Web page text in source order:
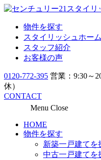
物件を探す
スタイリッシュホー
スタッフ紹介
お客様の声
0120-772-395 営業：9:30～
休）
CONTACT
Menu Close
HOME
物件を探す
新築一戸建てを
中古一戸建てを